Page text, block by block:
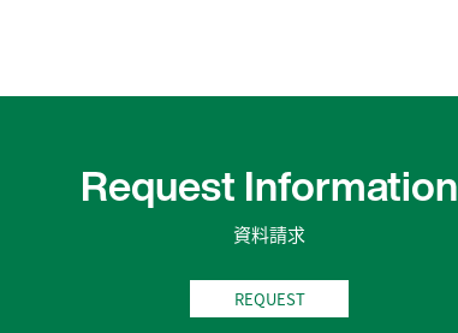
Request Information
資料請求
REQUEST